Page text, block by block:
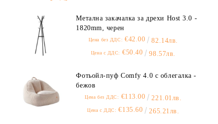
Метална закачалка за дрехи Host 3.0 -
1820mm, черен
Цена без ДДС: €42.00 82.14лв.
Цена с ДДС: €50.40 98.57лв.
Фотьойл-пуф Comfy 4.0 с облегалка -
бежов
Цена без ДДС: €113.00 221.01лв.
Цена с ДДС: €135.60 265.21лв.